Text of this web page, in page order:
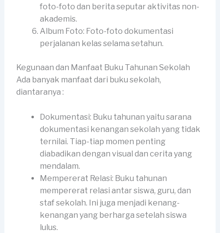
foto-foto dan berita seputar aktivitas non-
akademis.
Album Foto: Foto-foto dokumentasi
perjalanan kelas selama setahun.
Kegunaan dan Manfaat Buku Tahunan Sekolah
Ada banyak manfaat dari buku sekolah,
diantaranya :
Dokumentasi: Buku tahunan yaitu sarana
dokumentasi kenangan sekolah yang tidak
ternilai. Tiap-tiap momen penting
diabadikan dengan visual dan cerita yang
mendalam.
Mempererat Relasi: Buku tahunan
mempererat relasi antar siswa, guru, dan
staf sekolah. Ini juga menjadi kenang-
kenangan yang berharga setelah siswa
lulus.